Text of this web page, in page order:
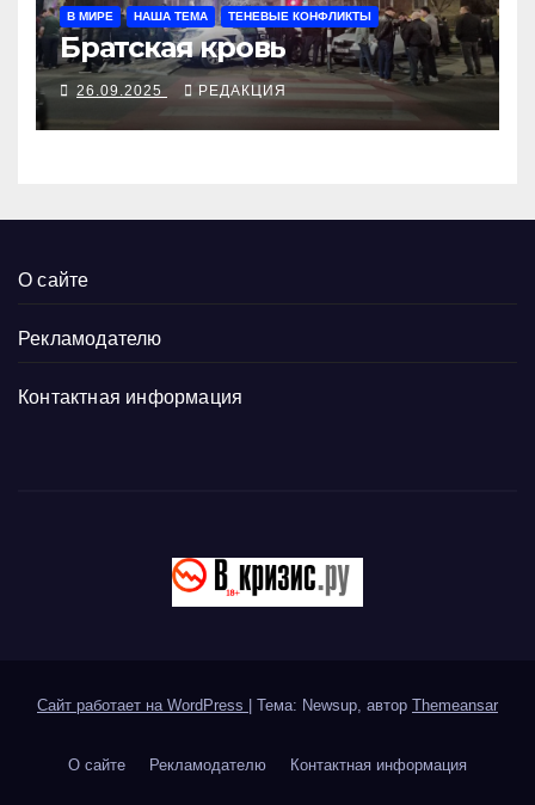
В МИРЕ НАША ТЕМА ТЕНЕВЫЕ КОНФЛИКТЫ
Братская кровь
26.09.2025 РЕДАКЦИЯ
О сайте
Рекламодателю
Контактная информация
Сайт работает на WordPress Тема: Newsup, автор Themeansar
О сайте Рекламодателю Контактная информация